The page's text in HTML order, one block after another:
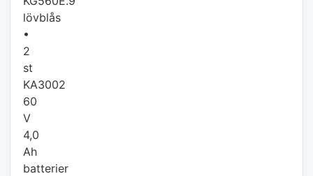
lövblås
•
2
st
KA3002
60
V
4,0
Ah
batterier